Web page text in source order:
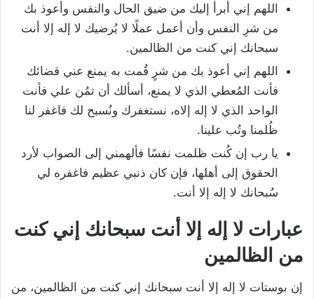
اللهم إني أبرأ إليك من ضيق الحال والنفس وأعوذ بك
من شرِ النفس وأن أعمل عملًا لا يُرضيك لا إله إلا أنت
سبحانك إني كنت من الظالمين.
اللهم إني أعوذ بك من شرٍ قُمت به يمنع عني قضائك
فأنت المُعطي الذي لا يمنع، أسألك أن تمُن علي فأنت
الواحد الذي لا إله إلاه، نستغفرك ونُسبح لك فاغفر لنا
ظُلمنا وتُب علينا.
يا رب إن كُنت ظلمت نفسًا فألهمني إلى الصواب لأرد
الحقوق إلى أهلها، فإن كان ذنبي عظيم فاغفره لي
سُبحانك لا إله إلا أنت.
عبارات لا إله إلا أنت سبحانك إني كنت
من الظالمين
إن بوستات لا إله إلا أنت سبحانك إني كنت من الظالمين، من